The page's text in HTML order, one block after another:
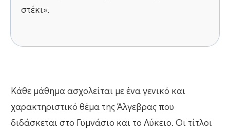
στέκι».
Κάθε μάθημα ασχολείται με ένα γενικό και
χαρακτηριστικό θέμα της Άλγεβρας που
διδάσκεται στο Γυμνάσιο και το Λύκειο. Οι τίτλοι